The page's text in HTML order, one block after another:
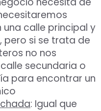
una calle principal y
pero si se trata de
no nos
secundaria o
para encontrar un
: Igual que